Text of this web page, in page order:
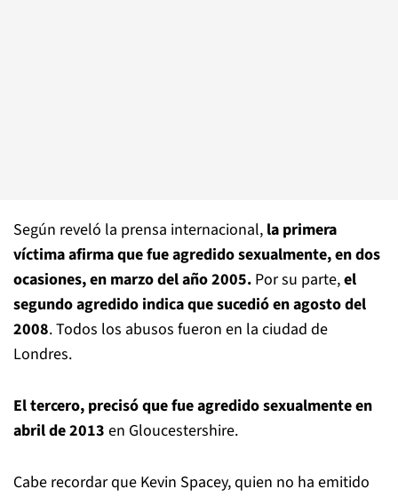
Según reveló la prensa internacional, la primera
víctima afirma que fue agredido sexualmente, en dos
ocasiones, en marzo del año 2005. Por su parte,el
segundo agredido indica que sucedió en agosto del
2008. Todos los abusos fueron en la ciudad de
Londres.
El tercero, precisó que fue agredido sexualmente en
abril de 2013 en Gloucestershire.
Cabe recordar que Kevin Spacey, quien no ha emitido